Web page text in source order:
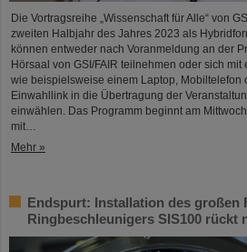
Die Vortragsreihe „Wissenschaft für Alle“ von
zweiten Halbjahr des Jahres 2023 als
können entweder nach Voranmeldung an der
Hörsaal von GSI/FAIR teilnehmen oder sich
wie beispielsweise einem Laptop, Mobiltelefon
Einwahllink in die Übertragung der
einwählen. Das Programm beginnt am
mit…
Mehr »
Endspurt: Installation des großen
Ringbeschleunigers SIS100 rückt